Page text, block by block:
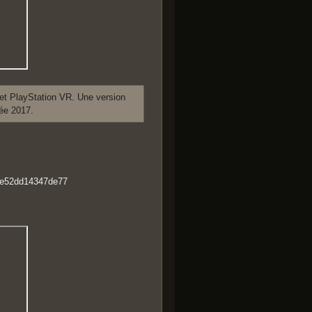
PlayStation VR. Une version
2017.